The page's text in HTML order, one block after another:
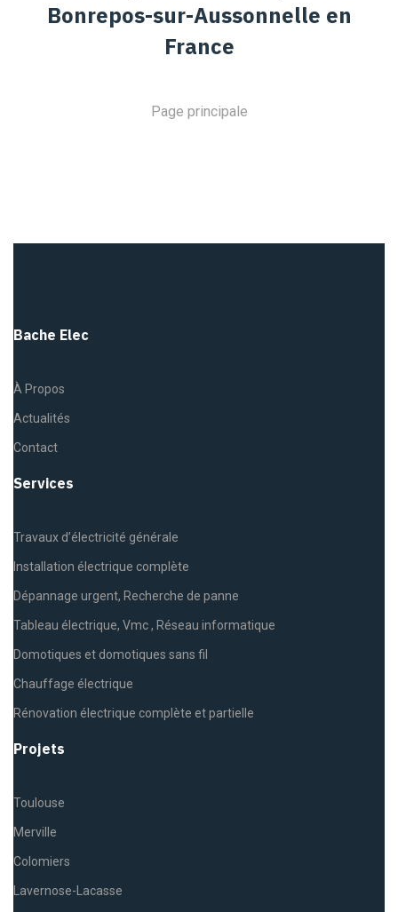
Bonrepos-sur-Aussonnelle en
France
Page principale
Bache Elec
À Propos
Actualités
Contact
Services
Travaux d’électricité générale
Installation électrique complète
Dépannage urgent, Recherche de panne
Tableau électrique, Vmc , Réseau informatique
Domotiques et domotiques sans fil
Chauffage électrique
Rénovation électrique complète et partielle
Projets
Toulouse
Merville
Colomiers
Lavernose-Lacasse